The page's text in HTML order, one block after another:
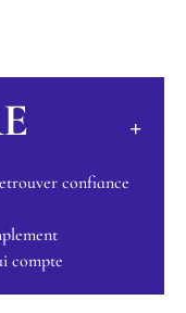
confiance
compte